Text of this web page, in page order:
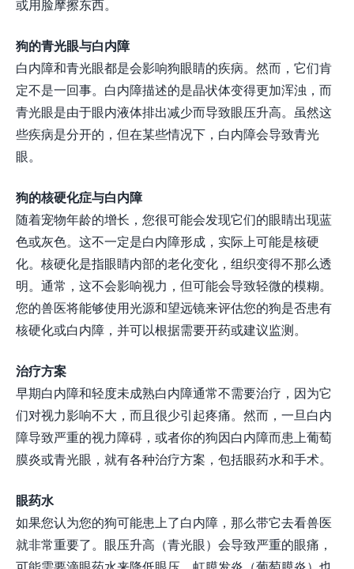
或用脸摩擦东西。
狗的青光眼与白内障
白内障和青光眼都是会影响狗眼睛的疾病。然而，它们肯
定不是一回事。白内障描述的是晶状体变得更加浑浊，而
青光眼是由于眼内液体排出减少而导致眼压升高。虽然这
些疾病是分开的，但在某些情况下，白内障会导致青光
眼。
狗的核硬化症与白内障
随着宠物年龄的增长，您很可能会发现它们的眼睛出现蓝
色或灰色。这不一定是白内障形成，实际上可能是核硬
化。核硬化是指眼睛内部的老化变化，组织变得不那么透
明。通常，这不会影响视力，但可能会导致轻微的模糊。
您的兽医将能够使用光源和望远镜来评估您的狗是否患有
核硬化或白内障，并可以根据需要开药或建议监测。
治疗方案
早期白内障和轻度未成熟白内障通常不需要治疗，因为它
们对视力影响不大，而且很少引起疼痛。然而，一旦白内
障导致严重的视力障碍，或者你的狗因白内障而患上葡萄
膜炎或青光眼，就有各种治疗方案，包括眼药水和手术。
眼药水
如果您认为您的狗可能患上了白内障，那么带它去看兽医
就非常重要了。眼压升高（青光眼）会导致严重的眼痛，